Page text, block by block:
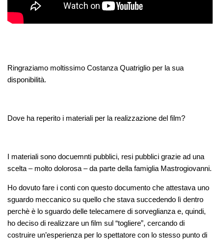
Ringraziamo moltissimo Costanza Quatriglio per la sua
disponibilità.
Dove ha reperito i materiali per la realizzazione del film?
I materiali sono docuemnti pubblici, resi pubblici grazie ad una
scelta – molto dolorosa – da parte della famiglia Mastrogiovanni.
Ho dovuto fare i conti con questo documento che attestava uno
sguardo meccanico su quello che stava succedendo lì dentro
perchè è lo sguardo delle telecamere di sorveglianza e, quindi,
ho deciso di realizzare un film sul “togliere”, cercando di
costruire un’esperienza per lo spettatore con lo stesso punto di